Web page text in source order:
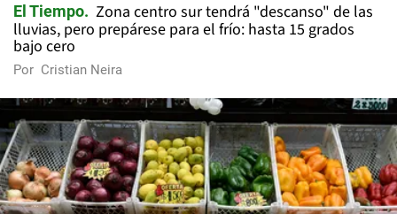
El Tiempo
Zona centro sur tendrá "descanso" de las
lluvias, pero prepárese para el frío: hasta 15 grados
bajo cero
Por Cristian Neira